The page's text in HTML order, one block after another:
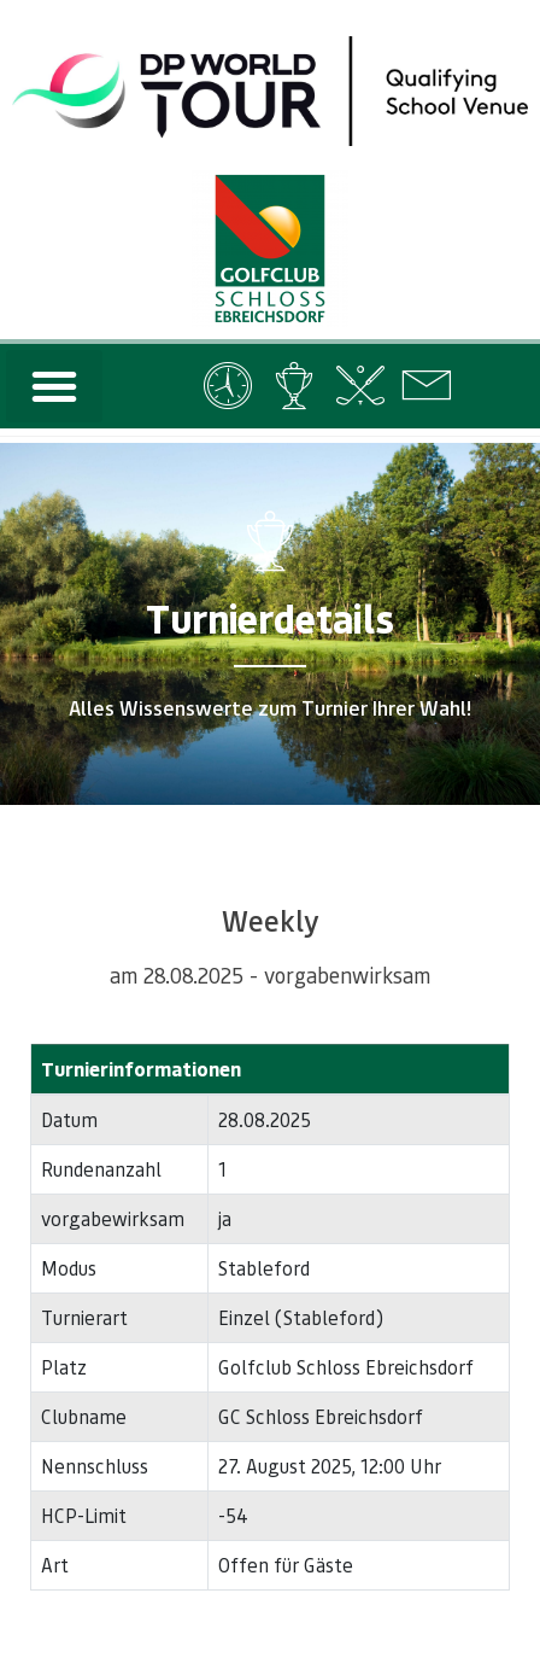
Turnierdetails
Alles Wissenswerte zum Turnier Ihrer Wahl!
Weekly
am 28.08.2025 - vorgabenwirksam
Turnierinformationen
Datum
28.08.2025
Rundenanzahl
1
vorgabewirksam
ja
Modus
Stableford
Turnierart
Einzel (Stableford)
Platz
Golfclub Schloss Ebreichsdorf
Clubname
GC Schloss Ebreichsdorf
Nennschluss
27. August 2025, 12:00 Uhr
HCP-Limit
-54
Art
Offen für Gäste